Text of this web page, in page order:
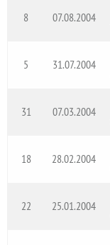
8 07.08.2004
5 31.07.2004
31 07.03.2004
18 28.02.2004
22 25.01.2004